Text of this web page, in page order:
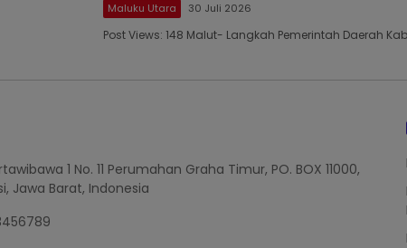
Maluku Utara 30 Juli 2026
Post Views: 148 Malut- Langkah Pemerintah Daerah
1 No. 11 Perumahan Graha Timur, PO. BOX 11000,
Jawa Barat, Indonesia